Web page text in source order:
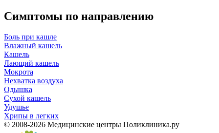
Симптомы по направлению
Боль при кашле
Влажный кашель
Кашель
Лающий кашель
Мокрота
Нехватка воздуха
Одышка
Сухой кашель
Удушье
Хрипы в легких
© 2008-2026 Медицинские центры Поликлиника.ру